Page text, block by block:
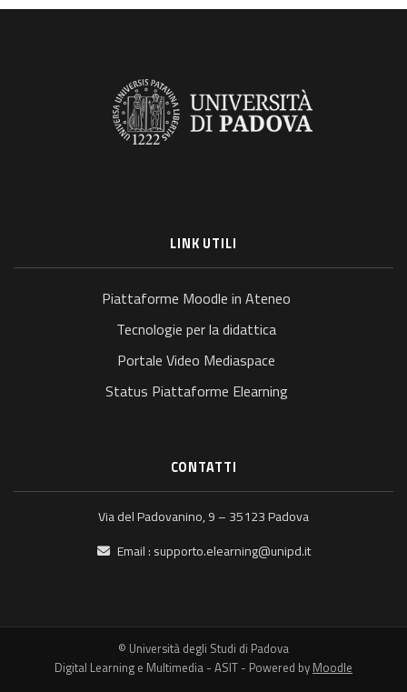
LINK UTILI
Piattaforme Moodle in Ateneo
Tecnologie per la didattica
Portale Video Mediaspace
Status Piattaforme Elearning
CONTATTI
Via del Padovanino, 9 – 35123 Padova
Email : supporto.elearning@unipd.it
© Università degli Studi di Padova
Digital Learning e Multimedia - ASIT - Powered by Moodle